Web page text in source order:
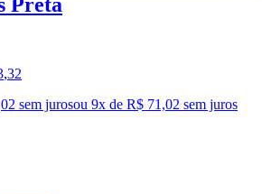
Preta
,32
sem jurosou 9x de R$ 71,02 sem juros